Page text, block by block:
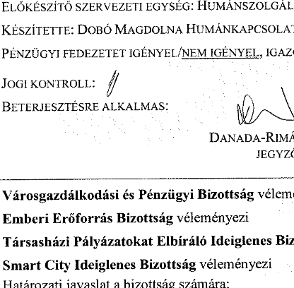
ELŐKÉSZÍTŐ
  SZERVEZETI
  EGYSÉG:
KÉSZÍTETTE:
  DOBÓ
  MAGDOLNA
PÉNZÜGYI
  FEDEZETET
  IGÉNYEL/NEM
  IGÉNYEL,
JOGI
  KONTROLL:
    jj
BETERJESZTÉSRE
  ALKALMAS:
                          I\Í/)/\
DANADA-
Városgazdálkodási
  és
Pénzügyi
  Bizottság
Emberi
  Erőforrás
  Bizottság
  véleményezi
Társasházi
  Pályázatokat
  Elbíráló
  Ideiglenes
Smart
  City
  Ideiglenes
  Bizottság
  véleményezi
Határozati
  iavaslat
  a bizottság
  számára: